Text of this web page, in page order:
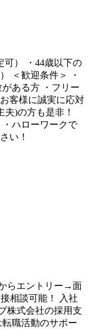
可） ・44歳以下の
＜歓迎条件＞ ・
ある方 ・フリー
客様に誠実に応対
)の方も是非！
・ハローワークで
い！
らエントリー→面
相談可能！ 入社
株式会社の採用支
職活動のサポー